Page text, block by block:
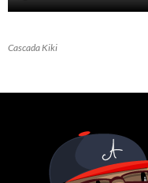
Cascada Kiki